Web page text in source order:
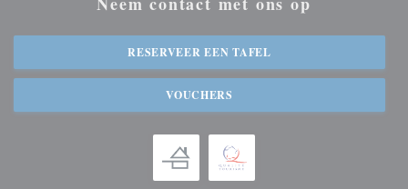
RESERVEER EEN TAFEL
VOUCHERS